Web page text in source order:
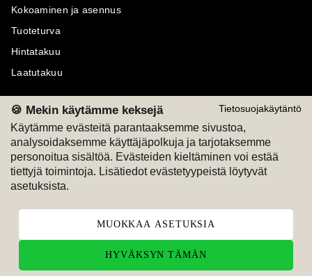
Tietosuojakäytäntö
🍪 Mekin käytämme keksejä
Käytämme evästeitä parantaaksemme sivustoa,
analysoidaksemme käyttäjäpolkuja ja tarjotaksemme
personoitua sisältöä. Evästeiden kieltäminen voi estää
tiettyjä toimintoja. Lisätiedot evästetyypeistä löytyvät
asetuksista.
MUOKKAA ASETUKSIA
HYVÄKSYN TÄMÄN
Kokoaminen ja asennus
Tuoteturva
Hintatakuu
Laatutakuu
Maksutavat
M
Seuraa meitä